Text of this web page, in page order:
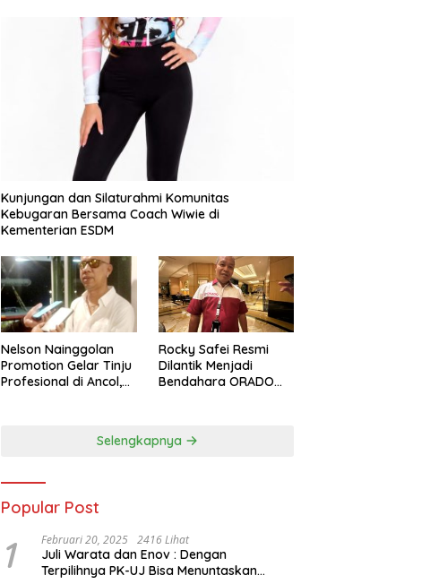
Kunjungan dan Silaturahmi Komunitas
Kebugaran Bersama Coach Wiwie di
Kementerian ESDM
Nelson Nainggolan
Promotion Gelar Tinju
Profesional di Ancol,
Rocky Safei Resmi
Dilantik Menjadi
Bendahara ORADO
Selengkapnya
Popular Post
1 Februari 20, 2025 2416 Lihat
Juli Warata dan Enov : Dengan
Terpilihnya PK-UJ Bisa Menuntaskan